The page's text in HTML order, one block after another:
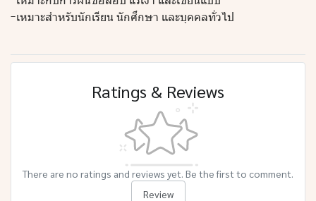
-เหมาะสำหรับนักเรียน นักศึกษา และบุคคลทั่วไป
Ratings & Reviews
There are no ratings and reviews yet. Be the first to comment.
Review